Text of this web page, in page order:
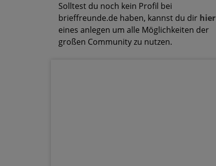
Solltest du noch kein Profil bei
brieffreunde.de haben, kannst du dir hier
eines anlegen um alle Möglichkeiten der
großen Community zu nutzen.